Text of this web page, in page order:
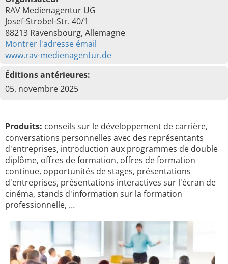
RAV Medienagentur UG
Josef-Strobel-Str. 40/1
88213 Ravensbourg, Allemagne
Montrer l'adresse émail
www.rav-medienagentur.de
Éditions antérieures:
05. novembre 2025
Produits: conseils sur le développement de carrière,
conversations personnelles avec des représentants
d'entreprises, introduction aux programmes de double
diplôme, offres de formation, offres de formation
continue, opportunités de stages, présentations
d'entreprises, présentations interactives sur l'écran de
cinéma, stands d'information sur la formation
professionnelle, …